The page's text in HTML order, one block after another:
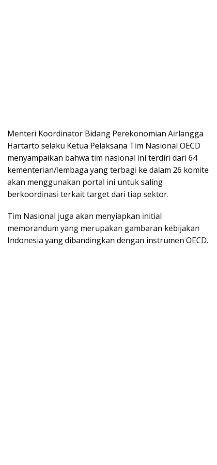
Menteri Koordinator Bidang Perekonomian Airlangga
Hartarto selaku Ketua Pelaksana Tim Nasional OECD
menyampaikan bahwa tim nasional ini terdiri dari 64
kementerian/lembaga yang terbagi ke dalam 26 komite
akan menggunakan portal ini untuk saling
berkoordinasi terkait target dari tiap sektor.
Tim Nasional juga akan menyiapkan initial
memorandum yang merupakan gambaran kebijakan
Indonesia yang dibandingkan dengan instrumen OECD.